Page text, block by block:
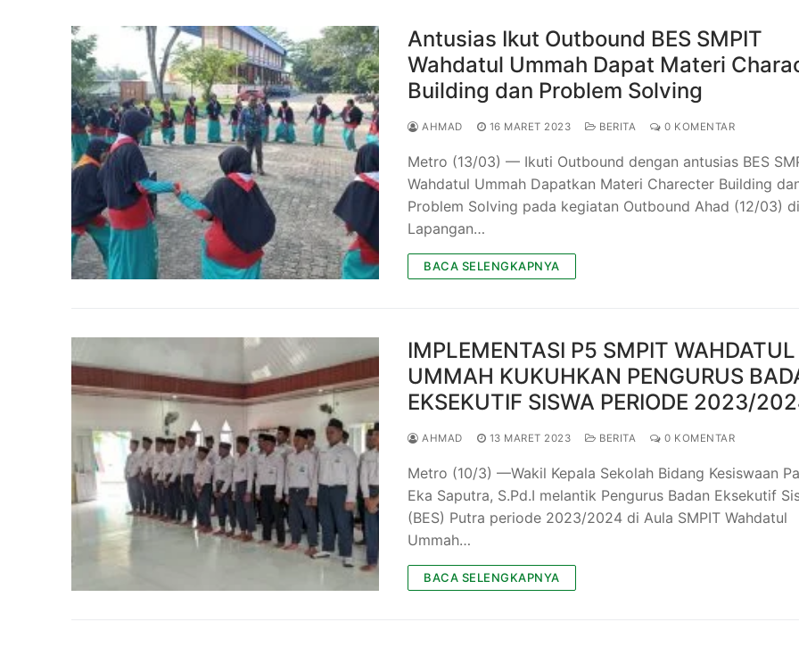
Antusias Ikut Outbound BES SMPIT
Wahdatul Ummah Dapat Materi
Building dan Problem Solving
AHMAD 16 MARET 2023 BERITA 0 KOMENTAR
Metro (13/03) — Ikuti Outbound dengan antusias BES
Wahdatul Ummah Dapatkan Materi Charecter Building
Problem Solving pada kegiatan Outbound Ahad (12/03) di
Lapangan…
BACA SELENGKAPNYA
IMPLEMENTASI P5 SMPIT WAHDATUL
UMMAH KUKUHKAN PENGURUS
EKSEKUTIF SISWA PERIODE 2023/
AHMAD 13 MARET 2023 BERITA 0 KOMENTAR
Metro (10/3) —Wakil Kepala Sekolah Bidang Kesiswaan
Eka Saputra, S.Pd.I melantik Pengurus Badan Eksekutif
(BES) Putra periode 2023/2024 di Aula SMPIT Wahdatul
Ummah…
BACA SELENGKAPNYA